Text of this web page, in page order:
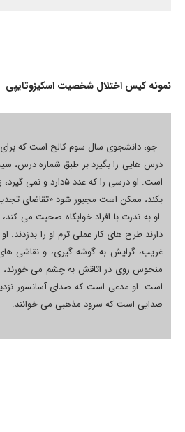
نمونه کیس اختلال شخصیت اسکیزوتایپی
جو، دانشجوی سال سوم کالج است که برای
درس هایی را بگیرد بر طبق شماره درس،
است. او درسی را که عدد
بکند، ممکن است مجبور شود «تقاضای
او به ندرت با افراد خوابگاه صحبت می
دارند طرح های کار عملی ترم او را
غریب، گرایش به گوشه گیری، و نقاشی های
منحوس روی در اتاقش به چشم می
است. او مدعی است که صدای آسانسور
صدایی است که سرود مذهبی می خوانند.